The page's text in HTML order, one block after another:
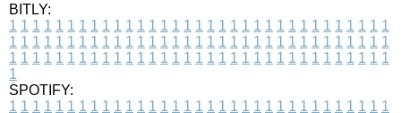
BITLY:
1 1 1 1 1 1 1 1 1 1 1 1 1 1 1 1 1 1 1 1 1 1 1 1 1 1 1 1 1 1 1 1 1
1 1 1 1 1 1 1 1 1 1 1 1 1 1 1 1 1 1 1 1 1 1 1 1 1 1 1 1 1 1 1 1 1
1 1 1 1 1 1 1 1 1 1 1 1 1 1 1 1 1 1 1 1 1 1 1 1 1 1 1 1 1 1 1 1 1
1
SPOTIFY:
1 1 1 1 1 1 1 1 1 1 1 1 1 1 1 1 1 1 1 1 1 1 1 1 1 1 1 1 1 1 1 1 1